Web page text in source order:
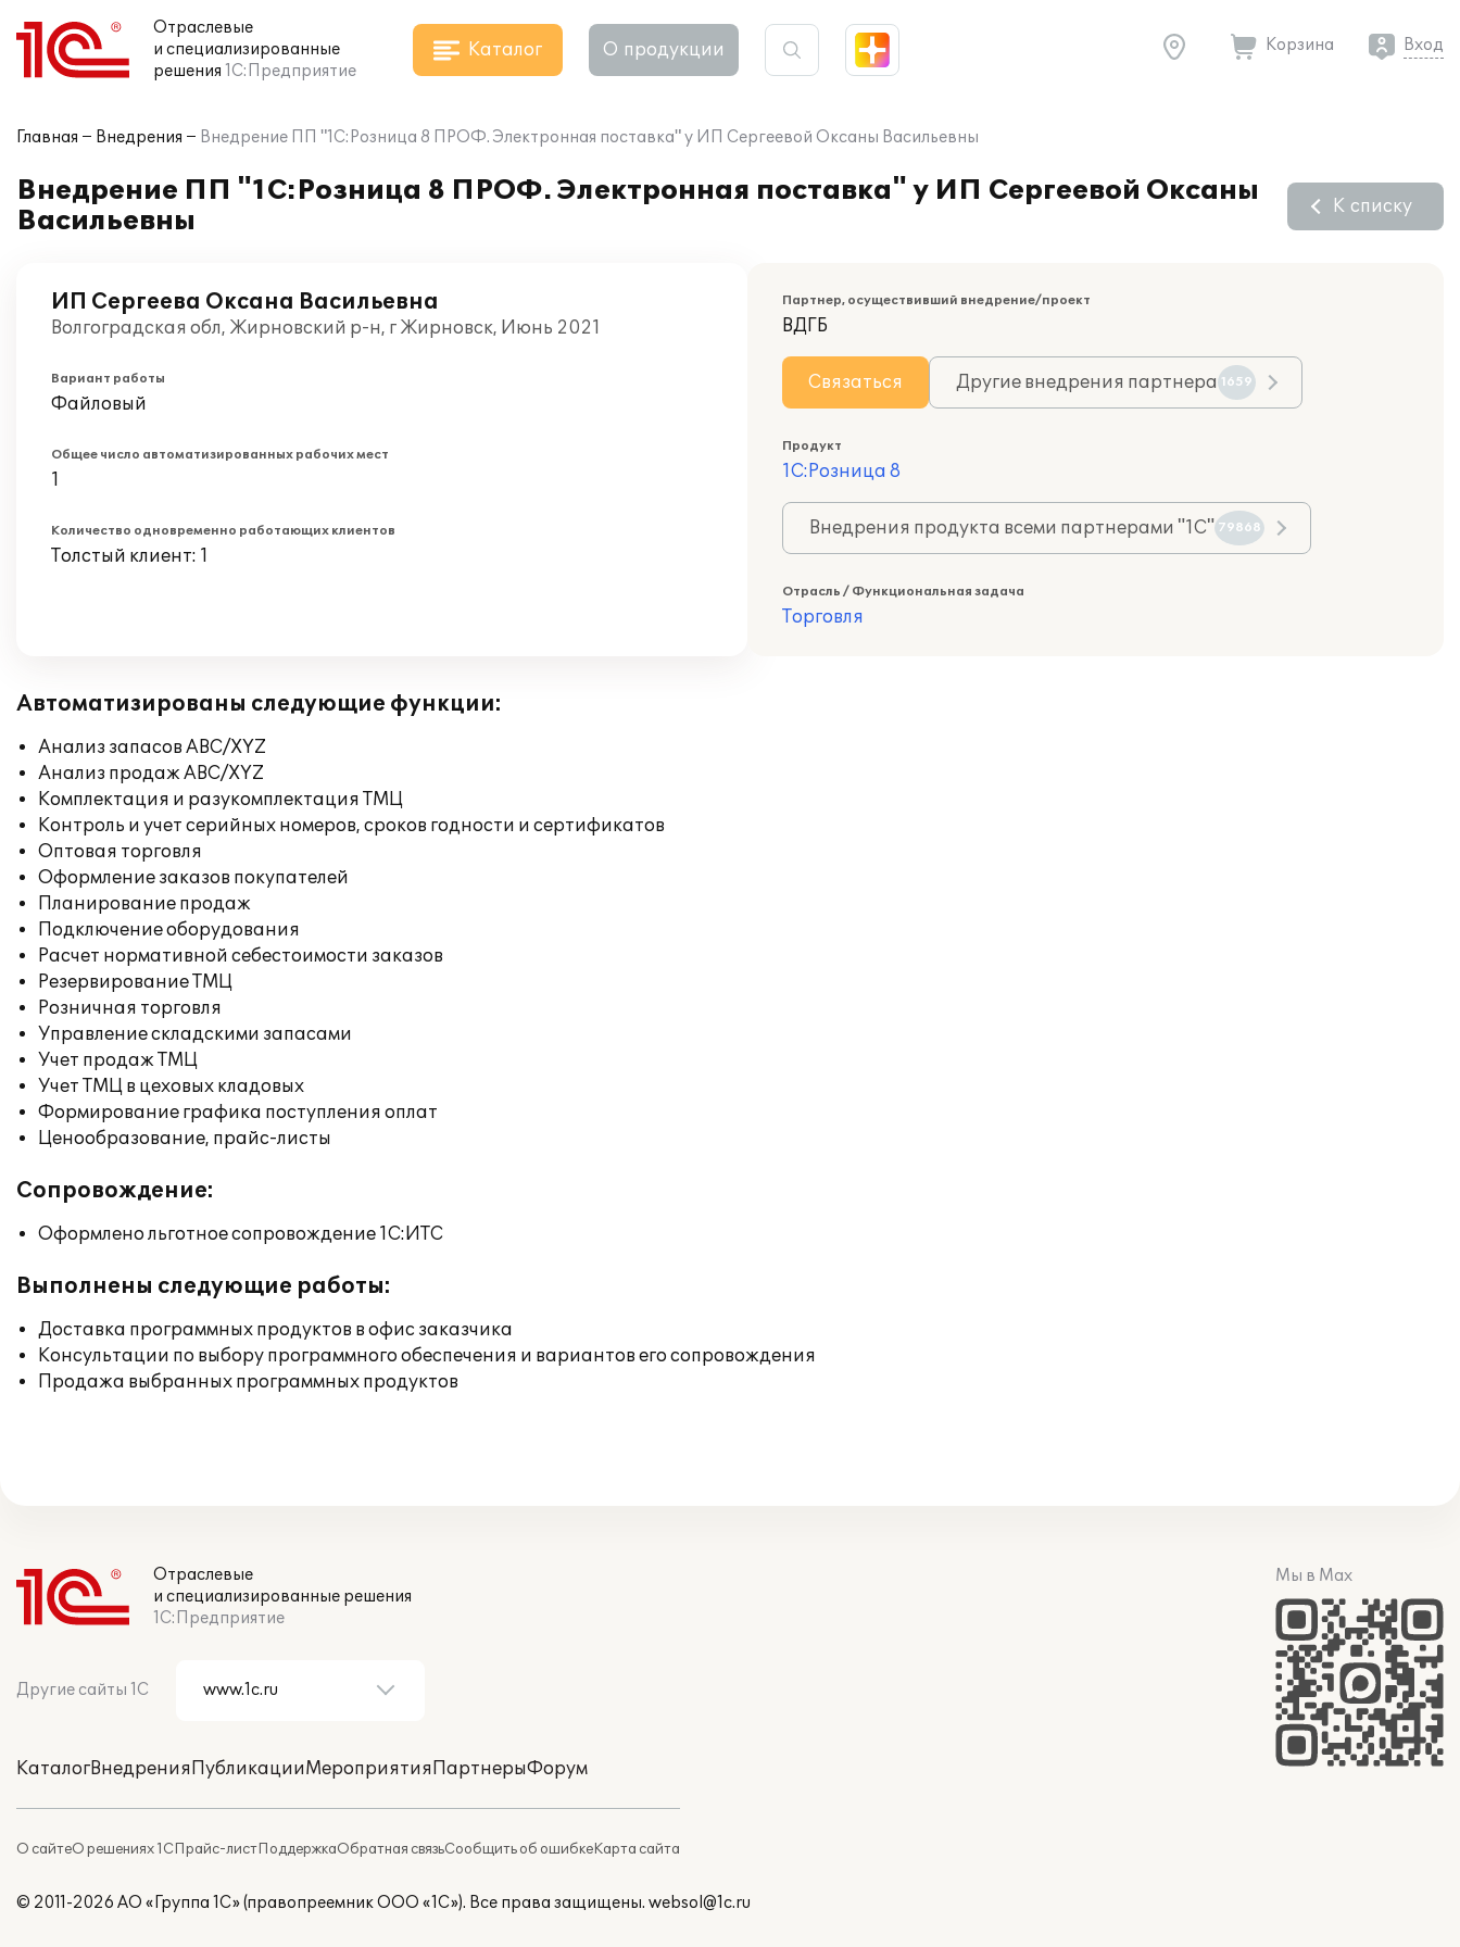
Отраслевые
и специализированные
решения 1С:Предприятие
Каталог О продукции Корзина Вход
Главная Внедрения Внедрение ПП "1С:Розница 8 ПРОФ. Электронная поставка" у ИП Сергеевой Оксаны Васильевны
Внедрение ПП "1С:Розница 8 ПРОФ. Электронная поставка" у ИП Сергеевой Оксаны
Васильевны
К списку
ИП Сергеева Оксана Васильевна
Волгоградская обл, Жирновский р-н, г Жирновск, Июнь 2021
Вариант работы
Файловый
Общее число автоматизированных рабочих мест
1
Количество одновременно работающих клиентов
Толстый клиент: 1
Партнер, осуществивший внедрение/проект
ВДГБ
Связаться Другие внедрения партнера 1659
Продукт
1С:Розница 8
Внедрения продукта всеми партнерами "1С" 79868
Отрасль / Функциональная задача
Торговля
Автоматизированы следующие функции:
Анализ запасов ABC/XYZ
Анализ продаж ABC/XYZ
Комплектация и разукомплектация ТМЦ
Контроль и учет серийных номеров, сроков годности и сертификатов
Оптовая торговля
Оформление заказов покупателей
Планирование продаж
Подключение оборудования
Расчет нормативной себестоимости заказов
Резервирование ТМЦ
Розничная торговля
Управление складскими запасами
Учет продаж ТМЦ
Учет ТМЦ в цеховых кладовых
Формирование графика поступления оплат
Ценообразование, прайс-листы
Сопровождение:
Оформлено льготное сопровождение 1С:ИТС
Выполнены следующие работы:
Доставка программных продуктов в офис заказчика
Консультации по выбору программного обеспечения и вариантов его сопровождения
Продажа выбранных программных продуктов
Отраслевые
и специализированные решения
1С:Предприятие
Другие сайты 1С
КаталогВнедренияПубликацииМероприятияПартнерыФорум
О сайтеО решениях 1СПрайс-листПоддержкаОбратная связьСообщить об ошибкеКарта сайта
Мы в Max
© 2011-2026 АО «Группа 1С» (правопреемник ООО «1С»). Все права защищены. websol@1c.ru